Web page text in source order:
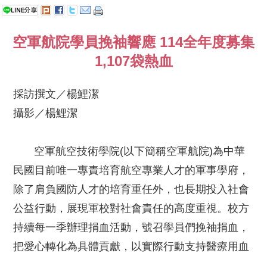
空軍航院學員挽袖響應 114全年度募集
1,107袋熱血
採訪撰文／楊鯉潔
攝影／楊鯉潔
空軍航空技術學院(以下簡稱空軍航院)為中華
民國目前唯一專責培育航空專業人才的軍事學府，
除了肩負國防人才的培育重任外，也長期投入社會
公益行動，展現軍校對社會責任的高度重視。校方
持續每一季辦理捐血活動，號召學員們挽袖捐血，
把愛心轉化為具體貢獻，以實際行動支持醫療用血